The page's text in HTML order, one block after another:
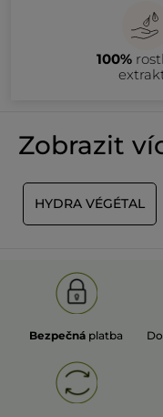
100%
Zobrazit
HYDRA VÉGÉTAL
Bezpečná platba